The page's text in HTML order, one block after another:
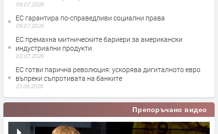
09.07.2026
ЕС гарантира по-справедливи социални права
09.07.2026
ЕС премахна митническите бариери за американски
индустриални продукти
02.07.2026
ЕС готви парична революция: ускорява дигиталното евро
въпреки съпротивата на банките
23.06.2026
Препоръчано видео